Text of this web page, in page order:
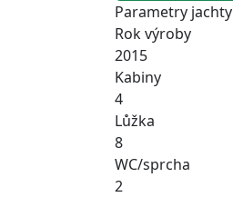
Parametry jachty
Rok výroby
2015
Kabiny
4
Lůžka
8
WC/sprcha
2